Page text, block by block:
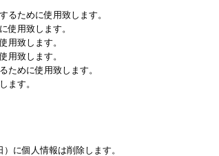
るために使用致します。
使用致します。
用致します。
用致します。
ために使用致します。
ます。
に個人情報は削除します。